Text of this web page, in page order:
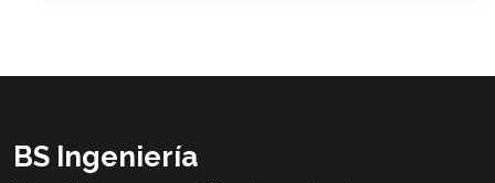
BS Ingeniería